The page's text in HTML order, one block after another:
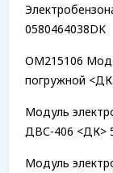
0580464038DK
OM215106
погружной
Модуль
ДВС-406 <ДК>
Модуль